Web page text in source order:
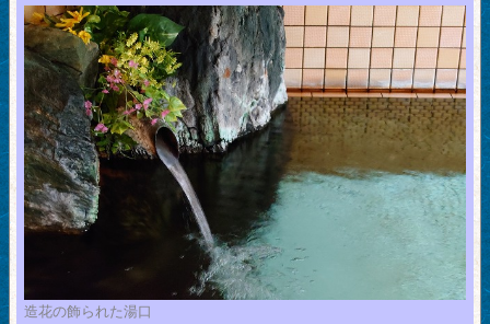
造花の飾られた湯口